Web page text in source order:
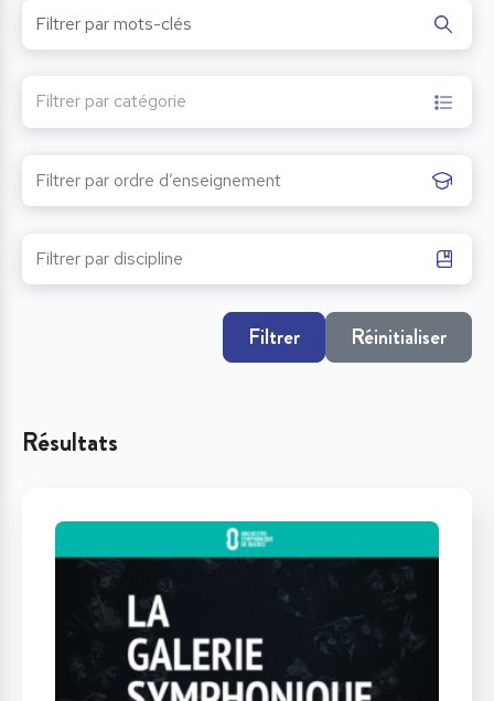
Filtrer par catégorie
Filtrer Réinitialiser
Résultats